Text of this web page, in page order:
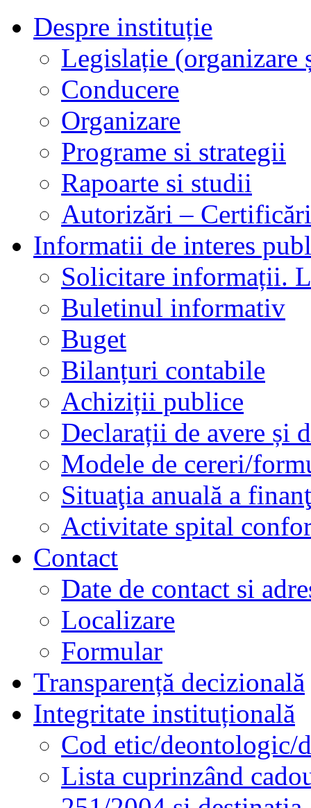
Despre instituție
Legislație
Conducere
Organizare
Programe si strategii
Rapoarte si studii
Autorizări –
Informatii de interes
Solicitare informații.
Buletinul informativ
Buget
Bilanțuri contabile
Achiziții publice
Declarații de avere și
Modele de cereri/
Situaţia anuală a
Activitate spital
Contact
Date de contact si
Localizare
Formular
Transparență decizională
Integritate instituțională
Cod etic/deontologic/
Lista cuprinzând